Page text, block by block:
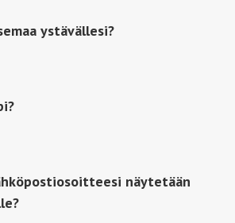
ystävällesi?
näytetään